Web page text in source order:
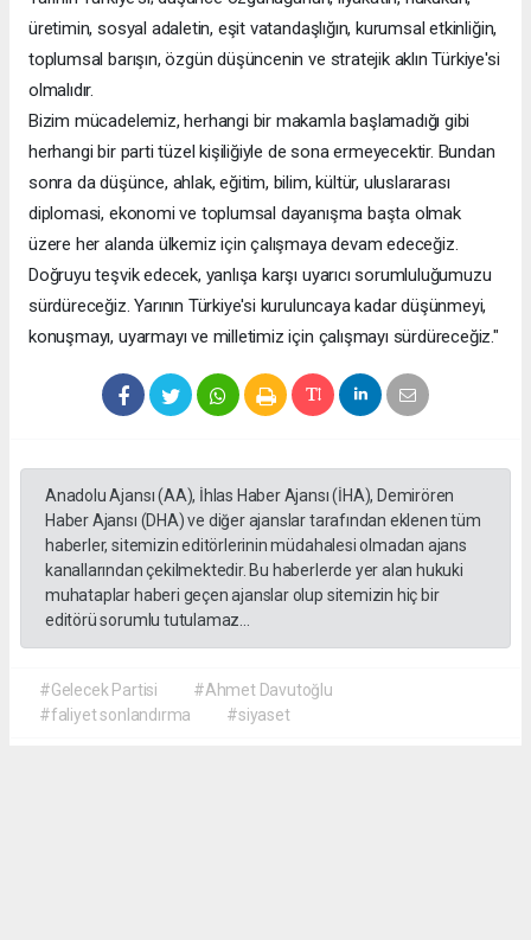
üretimin, sosyal adaletin, eşit vatandaşlığın, kurumsal etkinliğin,
toplumsal barışın, özgün düşüncenin ve stratejik aklın Türkiye'si
olmalıdır.
Bizim mücadelemiz, herhangi bir makamla başlamadığı gibi
herhangi bir parti tüzel kişiliğiyle de sona ermeyecektir. Bundan
sonra da düşünce, ahlak, eğitim, bilim, kültür, uluslararası
diplomasi, ekonomi ve toplumsal dayanışma başta olmak
üzere her alanda ülkemiz için çalışmaya devam edeceğiz.
Doğruyu teşvik edecek, yanlışa karşı uyarıcı sorumluluğumuzu
sürdüreceğiz. Yarının Türkiye'si kuruluncaya kadar düşünmeyi,
konuşmayı, uyarmayı ve milletimiz için çalışmayı sürdüreceğiz."
Anadolu Ajansı (AA), İhlas Haber Ajansı (İHA), Demirören
Haber Ajansı (DHA) ve diğer ajanslar tarafından eklenen tüm
haberler, sitemizin editörlerinin müdahalesi olmadan ajans
kanallarından çekilmektedir. Bu haberlerde yer alan hukuki
muhataplar haberi geçen ajanslar olup sitemizin hiç bir
editörü sorumlu tutulamaz...
#Gelecek Partisi
#Ahmet Davutoğlu
#faliyet sonlandırma
#siyaset